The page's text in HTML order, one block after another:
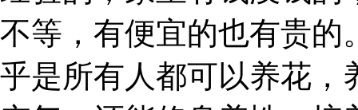
不等，有便宜的也有贵的
乎是所有人都可以养花，